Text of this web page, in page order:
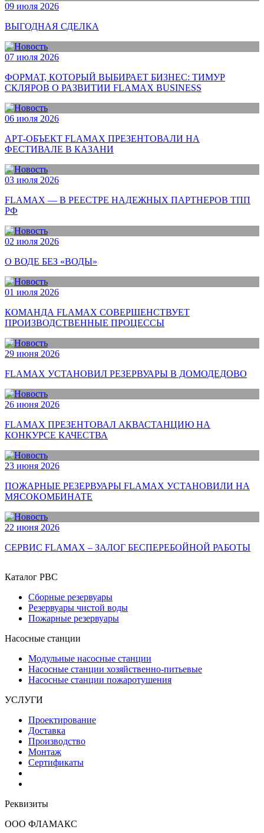
09 июля 2026
ВЫГОДНАЯ СДЕЛКА
07 июля 2026
ФОРМАТ, КОТОРЫЙ ВЫБИРАЕТ БИЗНЕС: ТИМУР
СКЛЯРОВ О РАЗВИТИИ FLAMAX BUSINESS
06 июля 2026
АРТ-ОБЪЕКТ FLAMAX ПРЕЗЕНТОВАЛИ НА
ФЕСТИВАЛЕ В КАЗАНИ
03 июля 2026
FLAMAX — В РЕЕСТРЕ НАДЕЖНЫХ ПАРТНЕРОВ ТПП
РФ
02 июля 2026
О ВОДЕ БЕЗ «ВОДЫ»
01 июля 2026
КОМАНДА FLAMAX СОВЕРШЕНСТВУЕТ
ПРОИЗВОДСТВЕННЫЕ ПРОЦЕССЫ
29 июня 2026
FLAMAX УСТАНОВИЛ РЕЗЕРВУАРЫ В ДОМОДЕДОВО
26 июня 2026
FLAMAX ПРЕЗЕНТОВАЛ АКВАСТАНЦИЮ НА
КОНКУРСЕ КАЧЕСТВА
23 июня 2026
ПОЖАРНЫЕ РЕЗЕРВУАРЫ FLAMAX УСТАНОВИЛИ НА
МЯСОКОМБИНАТЕ
22 июня 2026
СЕРВИС FLAMAX – ЗАЛОГ БЕСПЕРЕБОЙНОЙ РАБОТЫ
Каталог РВС
Сборные резервуары
Резервуары чистой воды
Пожарные резервуары
Насосные станции
Модульные насосные станции
Насосные станции хозяйственно-питьевые
Насосные станции пожаротушения
УСЛУГИ
Проектирование
Доставка
Производство
Монтаж
Сертификаты
Реквизиты
ООО ФЛАМАКС